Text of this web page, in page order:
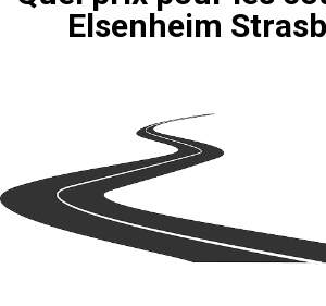
Elsenheim